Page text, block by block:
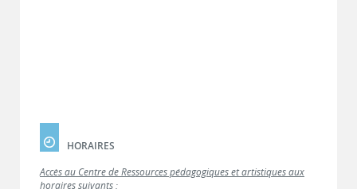
HORAIRES
Accès au Centre de Ressources pédagogiques et artistiques aux
horaires suivants :